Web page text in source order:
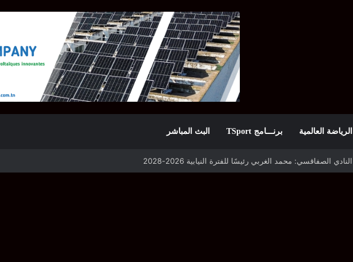
الرياضة العالمية برنـــامج TSport البث المباشر